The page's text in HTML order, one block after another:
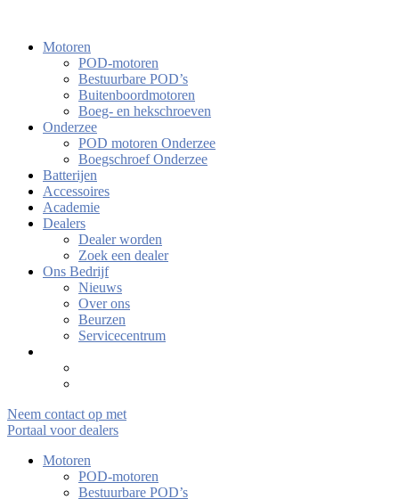
Motoren
POD-motoren
Bestuurbare POD’s
Buitenboordmotoren
Boeg- en hekschroeven
Onderzee
POD motoren Onderzee
Boegschroef Onderzee
Batterijen
Accessoires
Academie
Dealers
Dealer worden
Zoek een dealer
Ons Bedrijf
Nieuws
Over ons
Beurzen
Servicecentrum
Neem contact op met
Portaal voor dealers
Motoren
POD-motoren
Bestuurbare POD’s